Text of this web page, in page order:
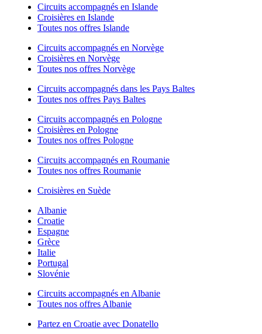
Circuits accompagnés en Islande
Croisières en Islande
Toutes nos offres Islande
Circuits accompagnés en Norvège
Croisières en Norvège
Toutes nos offres Norvège
Circuits accompagnés dans les Pays Baltes
Toutes nos offres Pays Baltes
Circuits accompagnés en Pologne
Croisières en Pologne
Toutes nos offres Pologne
Circuits accompagnés en Roumanie
Toutes nos offres Roumanie
Croisières en Suède
Albanie
Croatie
Espagne
Grèce
Italie
Portugal
Slovénie
Circuits accompagnés en Albanie
Toutes nos offres Albanie
Partez en Croatie avec Donatello